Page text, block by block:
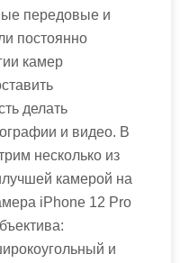
передовые и
постоянно
камер
делать
и видео. В
несколько из
камерой на
iPhone 12 Pro
и